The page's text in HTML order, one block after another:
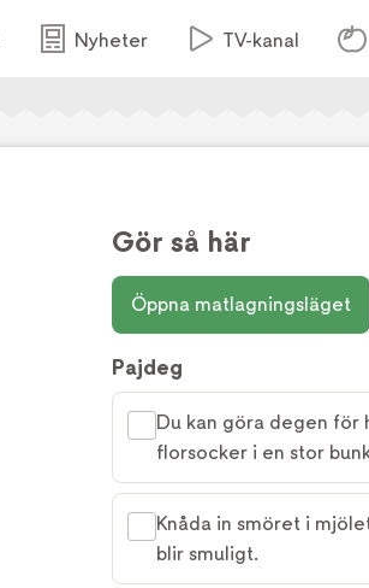
Nyheter TV-kanal
Gör så här
Öppna matlagningsläget
Pajdeg
Du kan göra degen för
florsocker i en stor
Knåda in smöret i
blir smuligt.